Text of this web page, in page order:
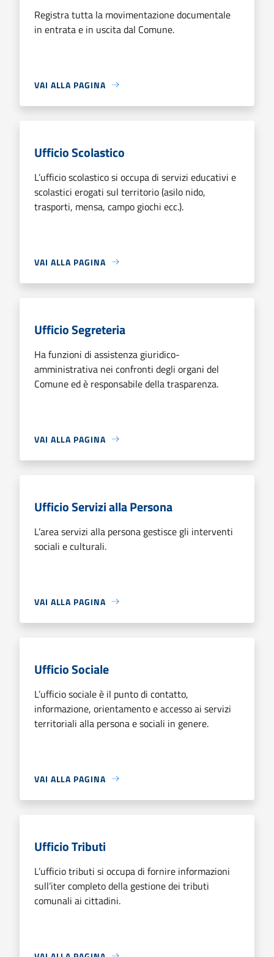
Registra tutta la movimentazione documentale
in entrata e in uscita dal Comune.
VAI ALLA PAGINA
Ufficio Scolastico
L’ufficio scolastico si occupa di servizi educativi e
scolastici erogati sul territorio (asilo nido,
trasporti, mensa, campo giochi ecc.).
VAI ALLA PAGINA
Ufficio Segreteria
Ha funzioni di assistenza giuridico-
amministrativa nei confronti degli organi del
Comune ed è responsabile della trasparenza.
VAI ALLA PAGINA
Ufficio Servizi alla Persona
L’area servizi alla persona gestisce gli interventi
sociali e culturali.
VAI ALLA PAGINA
Ufficio Sociale
L’ufficio sociale è il punto di contatto,
informazione, orientamento e accesso ai servizi
territoriali alla persona e sociali in genere.
VAI ALLA PAGINA
Ufficio Tributi
L’ufficio tributi si occupa di fornire informazioni
sull’iter completo della gestione dei tributi
comunali ai cittadini.